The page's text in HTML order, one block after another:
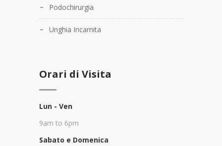
Podochirurgia
Unghia Incarnita
Orari di Visita
Lun - Ven
9am to 6pm
Sabato e Domenica